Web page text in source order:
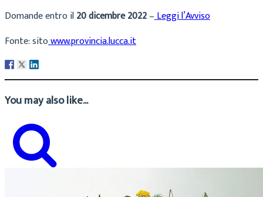
Domande entro il20 dicembre 2022–Leggi l’Avviso
Fonte: sitowww.provincia.lucca.it
You may also like...